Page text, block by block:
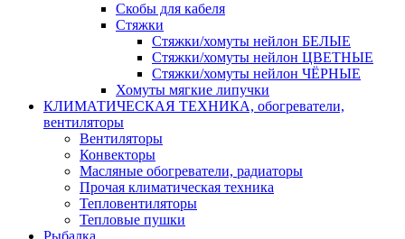
Скобы для кабеля
Стяжки
Стяжки/хомуты нейлон БЕЛЫЕ
Стяжки/хомуты нейлон ЦВЕТНЫЕ
Стяжки/хомуты нейлон ЧЁРНЫЕ
Хомуты мягкие липучки
КЛИМАТИЧЕСКАЯ ТЕХНИКА, обогреватели,
вентиляторы
Вентиляторы
Конвекторы
Масляные обогреватели, радиаторы
Прочая климатическая техника
Тепловентиляторы
Тепловые пушки